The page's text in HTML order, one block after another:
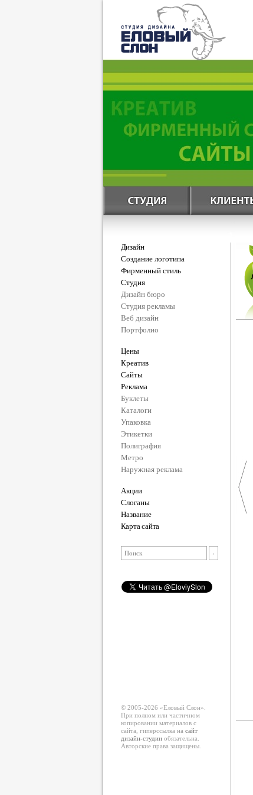
Дизайн
Создание логотипа
Фирменный стиль
Студия
Дизайн бюро
Студия рекламы
Веб дизайн
Портфолио
Цены
Креатив
Сайты
Реклама
Буклеты
Каталоги
Упаковка
Этикетки
Полиграфия
Метро
Наружная реклама
Акции
Слоганы
Название
Карта сайта
© 2005-2026 «Еловый Cлон».
При полном или частичном
копировании материалов с
сайта, гиперссылка на сайт
дизайн-студииобязательна.
Авторские права защищены.